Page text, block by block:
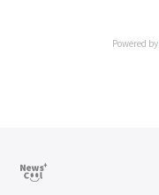
Powered by